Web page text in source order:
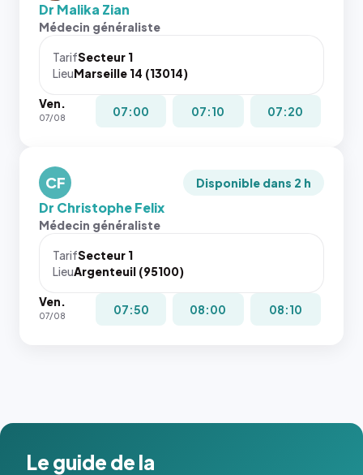
Dr Malika Zian
Médecin généraliste
TarifSecteur 1
LieuMarseille 14 (13014)
Ven.
07/08 07:00 07:10 07:20
CF Disponible dans 2 h
Dr Christophe Felix
Médecin généraliste
TarifSecteur 1
LieuArgenteuil (95100)
Ven.
07/08 07:50 08:00 08:10
Le guide de la